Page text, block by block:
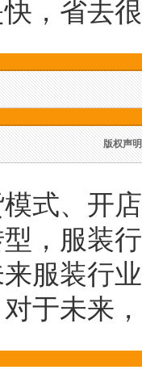
，省去
版权声明
、开店
，服装
服装行
于未来